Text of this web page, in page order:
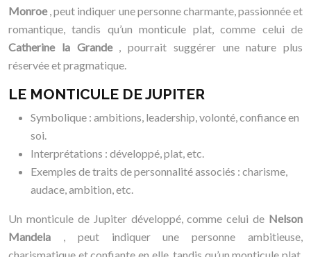
Monroe, peut indiquer une personne charmante, passionnée et
romantique, tandis qu’un monticule plat, comme celui de
Catherine la Grande , pourrait suggérer une nature plus
réservée et pragmatique.
LE MONTICULE DE JUPITER
Symbolique : ambitions, leadership, volonté, confiance en
soi.
Interprétations : développé, plat, etc.
Exemples de traits de personnalité associés : charisme,
audace, ambition, etc.
Un monticule de Jupiter développé, comme celui de Nelson
Mandela , peut indiquer une personne ambitieuse,